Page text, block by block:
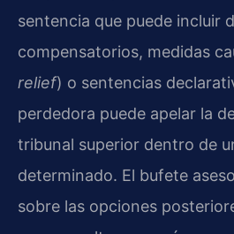
sentencia que puede incluir
compensatorios, medidas
relief) o sentencias
perdedora puede apelar la
tribunal superior dentro de
determinado. El bufete
sobre las opciones